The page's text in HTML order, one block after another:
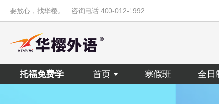
要放心，找华樱。 咨询电话 400-012-1992
托福免费学 首页 寒假班 全日